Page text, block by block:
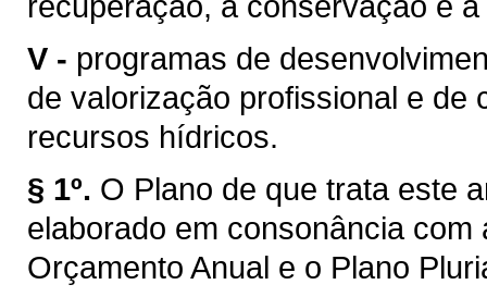
V - programas de
de valorização profissional e de
recursos hídricos.
§ 1º. O Plano de que trata este
elaborado em consonância
Orçamento Anual e o Plano